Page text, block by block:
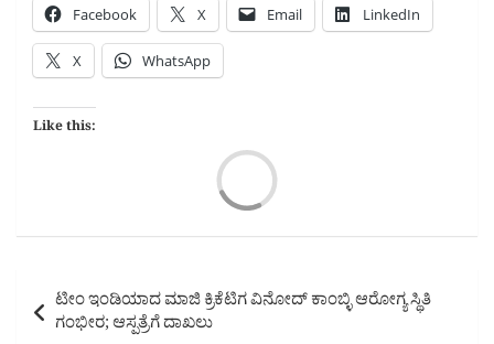
Facebook X Email LinkedIn
X WhatsApp
Like this:
Post
navigation
ಟೀಂ ಇಂಡಿಯಾದ ಮಾಜಿ ಕ್ರಿಕೆಟಿಗ ವಿನೋದ್ ಕಾಂಬ್ಳಿ ಆರೋಗ್ಯ ಸ್ಥಿತಿ
ಗಂಭೀರ; ಆಸ್ಪತ್ರೆಗೆ ದಾಖಲು